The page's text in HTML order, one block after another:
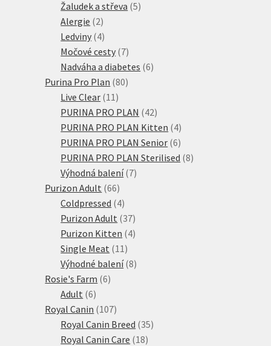
produktů
Žaludek a střeva 55
Alergie 22
produkty
Ledviny 44
produkty
Močové cesty 77
produktů
Nadváha a diabetes 66
Purina Pro Plan 8080
Live Clear 11 11
produktů
PURINA PRO PLAN 4242
produktů
PURINA PRO PLAN Kitten 44
produkty
PURINA PRO PLAN Senior 66
produktů
PURINA PRO PLAN Sterilised 88
Výhodná balení 77
Purizon Adult 6666
produktů
Coldpressed 44
produkty
Purizon Adult 3737
produktů
Purizon Kitten 44
Single Meat 11 11
produktů
Výhodné balení 88
Rosie's Farm 66
Adult 66
produktů
Royal Canin 107107
produktů
Royal Canin Breed 3535
Royal Canin Care 1818